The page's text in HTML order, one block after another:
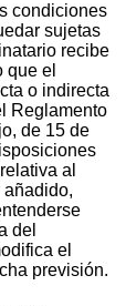
condiciones
sujetas
recibe
que el
o indirecta
Reglamento
de 15 de
al
añadido,
del
el
previsión.